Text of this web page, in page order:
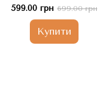
цеглина витриманий
коробка 250г. Китай
599.00 грн 699.00 грн
Купити